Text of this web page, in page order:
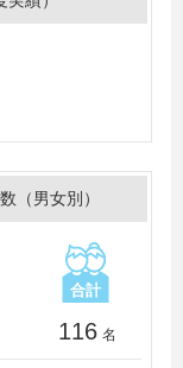
（男女別）
116 名